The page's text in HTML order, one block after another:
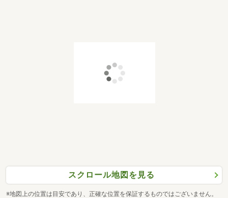
スクロール地図を見る
※地図上の位置は目安であり、正確な位置を保証するものではございません。